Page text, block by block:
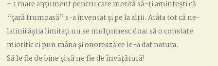
– 1 mare argument pentru care merită să-ți amintești că
“țară frumoasă” s-a inventat și pe la alții. Atâta tot că ne-
latinii ăștia limitați nu se mulțumesc doar să o constate
mioritic ci pun mâna și onorează ce le-a dat natura.
Să le fie de bine și să ne fie de învățătură!